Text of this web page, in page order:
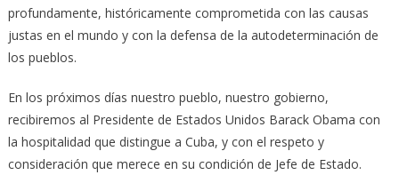
profundamente, históricamente comprometida con las causas
justas en el mundo y con la defensa de la autodeterminación de
los pueblos.
En los próximos días nuestro pueblo, nuestro gobierno,
recibiremos al Presidente de Estados Unidos Barack Obama con
la hospitalidad que distingue a Cuba, y con el respeto y
consideración que merece en su condición de Jefe de Estado.